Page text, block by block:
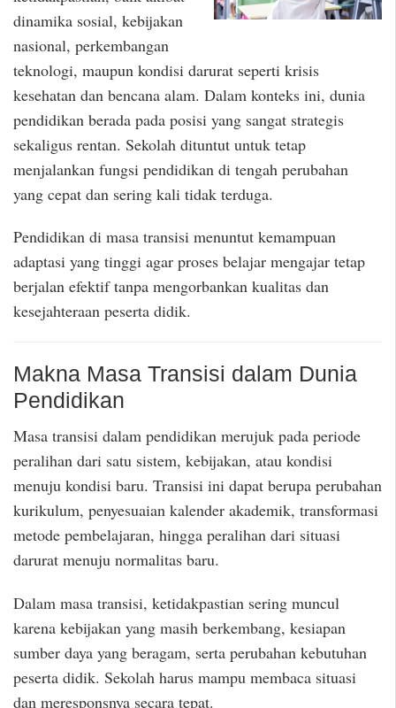
dinamika sosial, kebijakan
nasional, perkembangan
teknologi, maupun kondisi darurat seperti krisis
kesehatan dan bencana alam. Dalam konteks ini, dunia
pendidikan berada pada posisi yang sangat strategis
sekaligus rentan. Sekolah dituntut untuk tetap
menjalankan fungsi pendidikan di tengah perubahan
yang cepat dan sering kali tidak terduga.
Pendidikan di masa transisi menuntut kemampuan
adaptasi yang tinggi agar proses belajar mengajar tetap
berjalan efektif tanpa mengorbankan kualitas dan
kesejahteraan peserta didik.
Makna Masa Transisi dalam Dunia
Pendidikan
Masa transisi dalam pendidikan merujuk pada periode
peralihan dari satu sistem, kebijakan, atau kondisi
menuju kondisi baru. Transisi ini dapat berupa perubahan
kurikulum, penyesuaian kalender akademik, transformasi
metode pembelajaran, hingga peralihan dari situasi
darurat menuju normalitas baru.
Dalam masa transisi, ketidakpastian sering muncul
karena kebijakan yang masih berkembang, kesiapan
sumber daya yang beragam, serta perubahan kebutuhan
peserta didik. Sekolah harus mampu membaca situasi
dan meresponsnya secara tepat.